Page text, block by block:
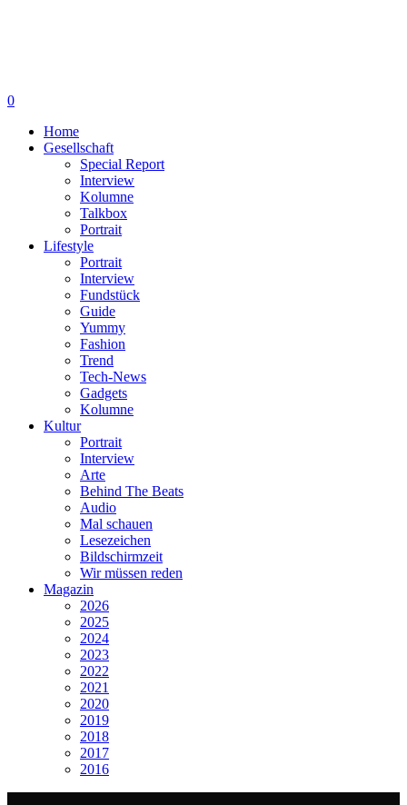
0
Home
Gesellschaft
Special Report
Interview
Kolumne
Talkbox
Portrait
Lifestyle
Portrait
Interview
Fundstück
Guide
Yummy
Fashion
Trend
Tech-News
Gadgets
Kolumne
Kultur
Portrait
Interview
Arte
Behind The Beats
Audio
Mal schauen
Lesezeichen
Bildschirmzeit
Wir müssen reden
Magazin
2026
2025
2024
2023
2022
2021
2020
2019
2018
2017
2016